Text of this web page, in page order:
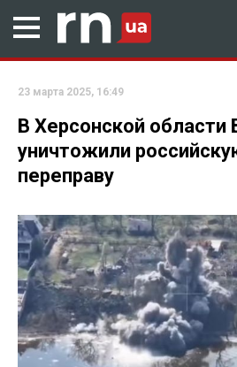
23 марта 2025, 16:49
В Херсонской области
уничтожили
переправу